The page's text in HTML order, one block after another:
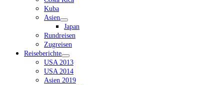
Kuba
Asien
Dropdown-
Menü
öffnen
Japan
Rundreisen
Zugreisen
Reiseberichte
Dropdown-
Menü
öffnen
USA 2013
USA 2014
Asien 2019